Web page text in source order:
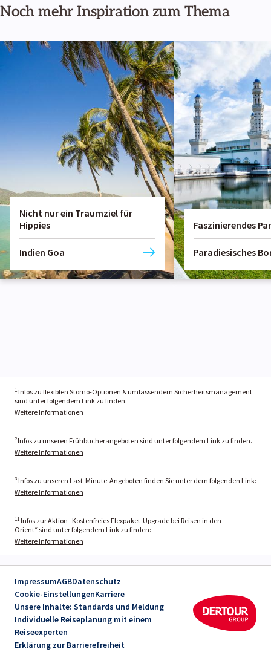
Noch mehr Inspiration zum Thema
Nicht nur ein Traumziel für
Hippies
Indien Goa
Faszinierendes
Paradiesisches
1 Infos zu flexiblen Storno-Optionen & umfassendem Sicherheitsmanagement
sind unter folgendem Link zu finden.
Weitere Informationen
²Infos zu unseren Frühbucherangeboten sind unter folgendem Link zu finden.
Weitere Informationen
³ Infos zu unseren Last-Minute-Angeboten finden Sie unter dem folgenden Link:
Weitere Informationen
11 Infos zur Aktion „Kostenfreies Flexpaket-Upgrade bei Reisen in den
Orient“ sind unter folgendem Link zu finden:
Weitere Informationen
ImpressumAGBDatenschutz
Cookie-EinstellungenKarriere
Unsere Inhalte: Standards und Meldung
Individuelle Reiseplanung mit einem
Reiseexperten
Erklärung zur Barrierefreiheit